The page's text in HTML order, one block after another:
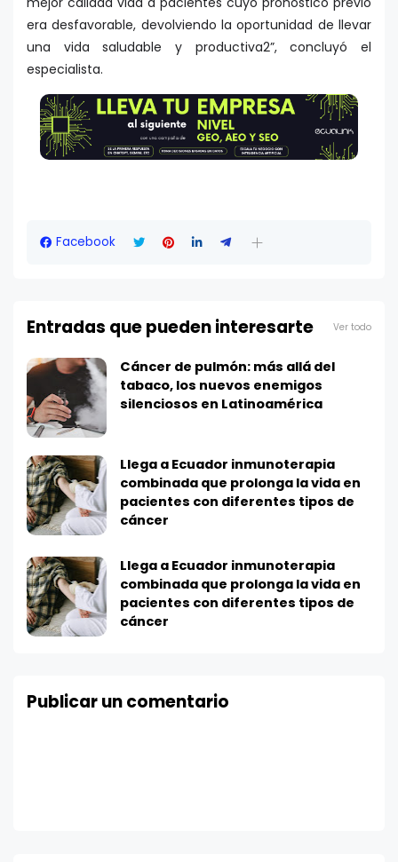
era desfavorable, devolviendo la oportunidad de llevar
una vida saludable y productiva2”, concluyó el
especialista.
Facebook
Entradas que pueden interesarte Ver todo
Cáncer de pulmón: más allá del
tabaco, los nuevos enemigos
silenciosos en Latinoamérica
Llega a Ecuador inmunoterapia
combinada que prolonga la vida en
pacientes con diferentes tipos de
cáncer
Llega a Ecuador inmunoterapia
combinada que prolonga la vida en
pacientes con diferentes tipos de
cáncer
Publicar un comentario